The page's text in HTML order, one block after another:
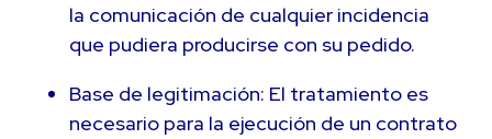
la comunicación de cualquier incidencia
que pudiera producirse con su pedido.
Base de legitimación: El tratamiento es
necesario para la ejecución de un contrato